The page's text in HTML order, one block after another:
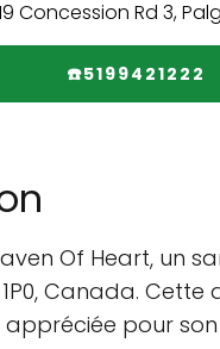
☎️5199421222
Of Heart, un
1P0, Canada.
appréciée pour